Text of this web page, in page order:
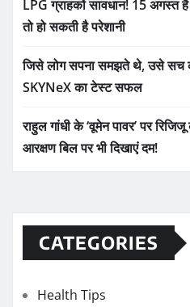
LPG ग्राहकों सावधान! 15 अगस्त
तो हो सकती है परेशानी
जिसे लोग सपना समझते थे, उसे सच
SKYNeX का टेस्ट सफल
राहुल गांधी के ‘वूमेन पावर’ पर
आरक्षण बिल पर भी दिखाएं दम!
CATEGORIES
Health Tips